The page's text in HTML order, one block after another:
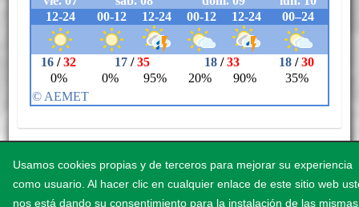
Usamos cookies propias y de terceros para mejorar su experiencia
como usuario. Al hacer clic en cualquier enlace de este sitio web
nos está dando su consentimiento para la instalación de las mismas
Aviso legal Accesibilidad Política de cookies Política de privacidad